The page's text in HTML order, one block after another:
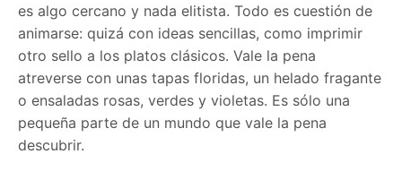
es algo cercano y nada elitista. Todo es cuestión de
animarse: quizá con ideas sencillas, como imprimir
otro sello a los platos clásicos. Vale la pena
atreverse con unas tapas floridas, un helado fragante
o ensaladas rosas, verdes y violetas. Es sólo una
pequeña parte de un mundo que vale la pena
descubrir.